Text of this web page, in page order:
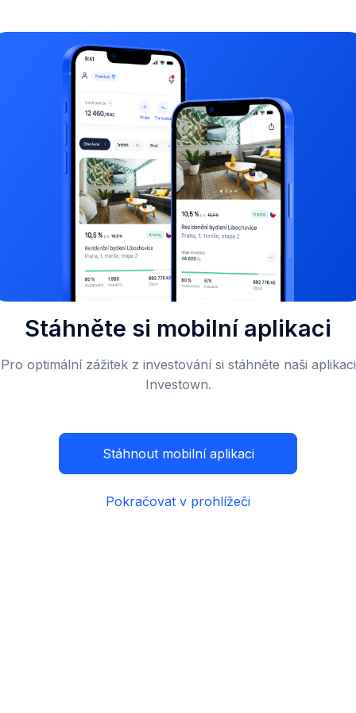
Stáhněte si mobilní aplikaci
Pro optimální zážitek z investování si stáhněte naši aplikaci
Investown.
Stáhnout mobilní aplikaci
Pokračovat v prohlížeči